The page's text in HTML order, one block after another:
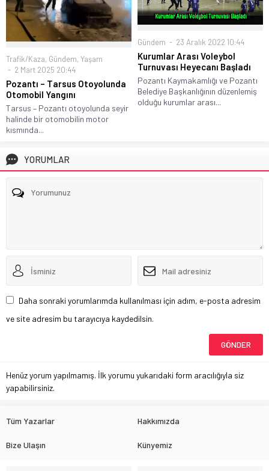
Trafik/Kaza, Gündem, Yaşam
2 Mart 2025 20:44
Pozantı – Tarsus Otoyolunda
Otomobil Yangını
Tarsus – Pozantı otoyolunda seyir
halinde bir otomobilin motor
kısmında...
Gündem 23 Aralık 2022 10:44
Kurumlar Arası Voleybol
Turnuvası Heyecanı Başladı
Pozantı Kaymakamlığı ve Pozantı
Belediye Başkanlığının düzenlemiş
olduğu kurumlar arası...
YORUMLAR
Daha sonraki yorumlarımda kullanılması için adım, e-posta adresim
ve site adresim bu tarayıcıya kaydedilsin.
Henüz yorum yapılmamış. İlk yorumu yukarıdaki form aracılığıyla siz
yapabilirsiniz.
Tüm Yazarlar Hakkımızda
Bize Ulaşın Künyemiz